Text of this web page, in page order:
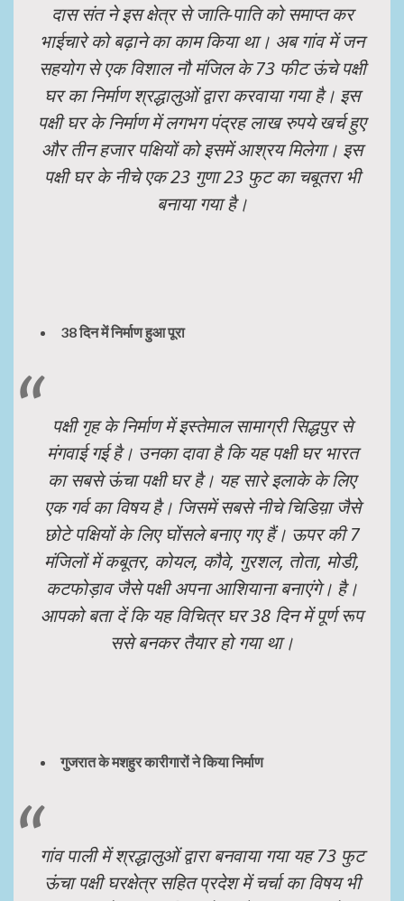
दास संत ने इस क्षेत्र से जाति-पाति को समाप्त कर
भाईचारे को बढ़ाने का काम किया था। अब गांव में जन
सहयोग से एक विशाल नौ मंजिल के 73 फीट ऊंचे पक्षी
घर का निर्माण श्रद्धालुओं द्वारा करवाया गया है। इस
पक्षी घर के निर्माण में लगभग पंद्रह लाख रुपये खर्च हुए
और तीन हजार पक्षियों को इसमें आश्रय मिलेगा। इस
पक्षी घर के नीचे एक 23 गुणा 23 फुट का चबूतरा भी
बनाया गया है।
38 दिन में निर्माण हुआ पूरा
पक्षी गृह के निर्माण में इस्तेमाल सामाग्री सिद्धपुर से
मंगवाई गई है। उनका दावा है कि यह पक्षी घर भारत
का सबसे ऊंचा पक्षी घर है। यह सारे इलाके के लिए
एक गर्व का विषय है। जिसमें सबसे नीचे चिडिय़ा जैसे
छोटे पक्षियों के लिए घोंसले बनाए गए हैं। ऊपर की 7
मंजिलों में कबूतर, कोयल, कौवे, गुरशल, तोता, मोडी,
कटफोड़ाव जैसे पक्षी अपना आशियाना बनाएंगे। है।
आपकोबता दें कि यह विचित्र घर 38 दिन में पूर्ण रूप
ससे बनकर तैयार हो गया था।
गुजरात के मशहुर कारीगारों ने किया निर्माण
गांव पाली में श्रद्धालुओं द्वारा बनवाया गया यह 73 फुट
ऊंचा पक्षी घरक्षेत्र सहित प्रदेश में चर्चा का विषय भी